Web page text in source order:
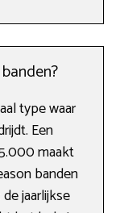
type waar
Een
maakt
banden
jaarlijkse